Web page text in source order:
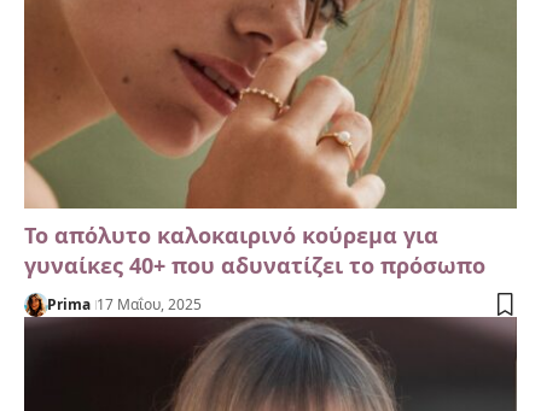
Το απόλυτο καλοκαιρινό κούρεμα για
γυναίκες 40+ που αδυνατίζει το πρόσωπο
Prima 17 Μαΐου, 2025